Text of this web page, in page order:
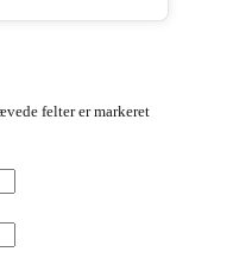
felter er markeret